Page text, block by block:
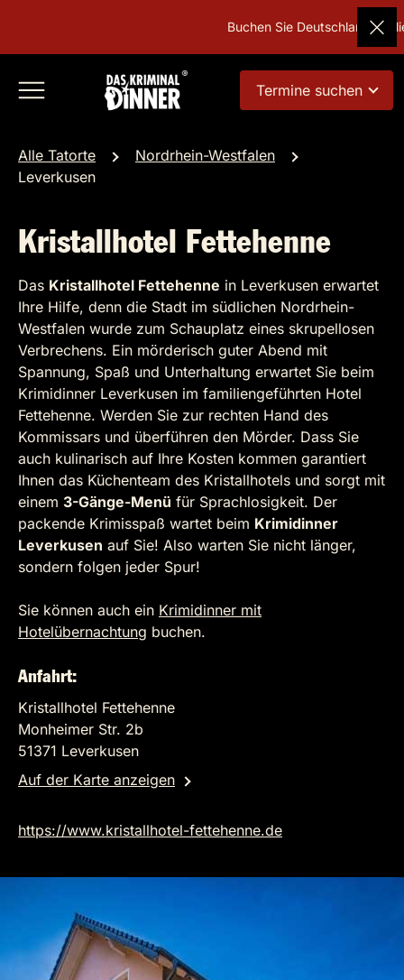
Buchen Sie Deutschlands
Termine suchen
Alle Tatorte
Nordrhein-Westfalen
Leverkusen
Kristallhotel Fettehenne
Das Kristallhotel Fettehenne in Leverkusen erwartet
Ihre Hilfe, denn die Stadt im südlichen Nordrhein-
Westfalen wurde zum Schauplatz eines skrupellosen
Verbrechens. Ein mörderisch guter Abend mit
Spannung, Spaß und Unterhaltung erwartet Sie beim
Krimidinner Leverkusen im familiengeführten Hotel
Fettehenne. Werden Sie zur rechten Hand des
Kommissars und überführen den Mörder. Dass Sie
auch kulinarisch auf Ihre Kosten kommen garantiert
Ihnen das Küchenteam des Kristallhotels und sorgt mit
einem 3-Gänge-Menü für Sprachlosigkeit. Der
packende Krimisspaß wartet beim Krimidinner
Leverkusen auf Sie! Also warten Sie nicht länger,
sondern folgen jeder Spur!
Sie können auch ein Krimidinner mit
Hotelübernachtung buchen.
Anfahrt:
Kristallhotel Fettehenne
Monheimer Str. 2b
51371 Leverkusen
Auf der Karte anzeigen
https://www.kristallhotel-fettehenne.de